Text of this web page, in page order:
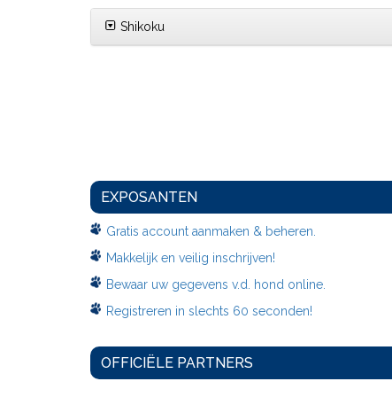
Shikoku
EXPOSANTEN
Gratis account aanmaken & beheren.
Makkelijk en veilig inschrijven!
Bewaar uw gegevens v.d. hond online.
Registreren in slechts 60 seconden!
OFFICIËLE PARTNERS